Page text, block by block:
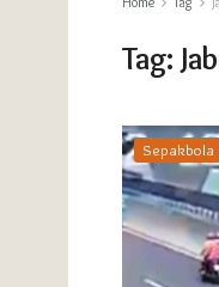
Tag:
Sepakbola